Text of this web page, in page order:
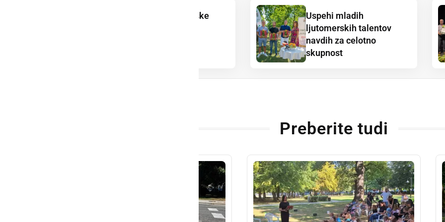
Poletne krvodajalske
Uspehi mladih
ljutomerskih talentov
navdih za celotno
skupnost
Preberite tudi